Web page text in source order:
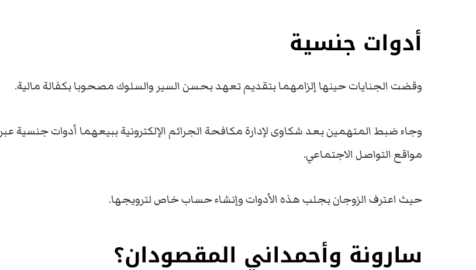
أدوات جنسية
وقضت الجنايات حينها إلزامهما بتقديم تعهد بحسن السير والسلوك مصحوبا بكفالة مالية.
وجاء ضبط المتهمين بعد شكاوى لإدارة مكافحة الجرائم الإلكترونية ببيعهما أدوات جنسية عبر
مواقع التواصل الاجتماعي.
حيث اعترف الزوجان بجلب هذه الأدوات وإنشاء حساب خاص لترويجها.
سارونة وأحمداني المقصودان؟